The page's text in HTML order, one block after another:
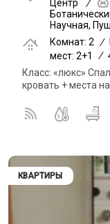
Центр
/
Научная,
Комнат: 2
/
мест: 2+1
/
Класс: «люкс»
кровать + места
КВАРТИРЫ